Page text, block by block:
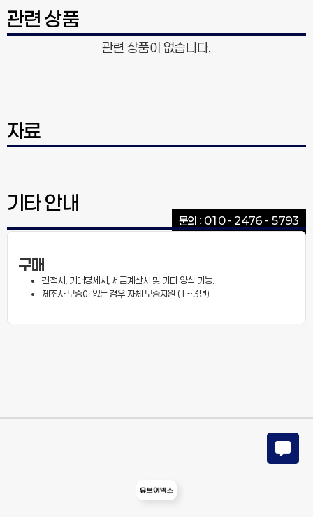
자료
관련 상품
관련 상품이 없습니다.
기타 안내
문의 : 010 - 2476 - 5793
구매
견적서, 거래명세서, 세금계산서 및 기타 양식 가능.
제조사 보증이 없는 경우 자체 보증지원 (1~3년)